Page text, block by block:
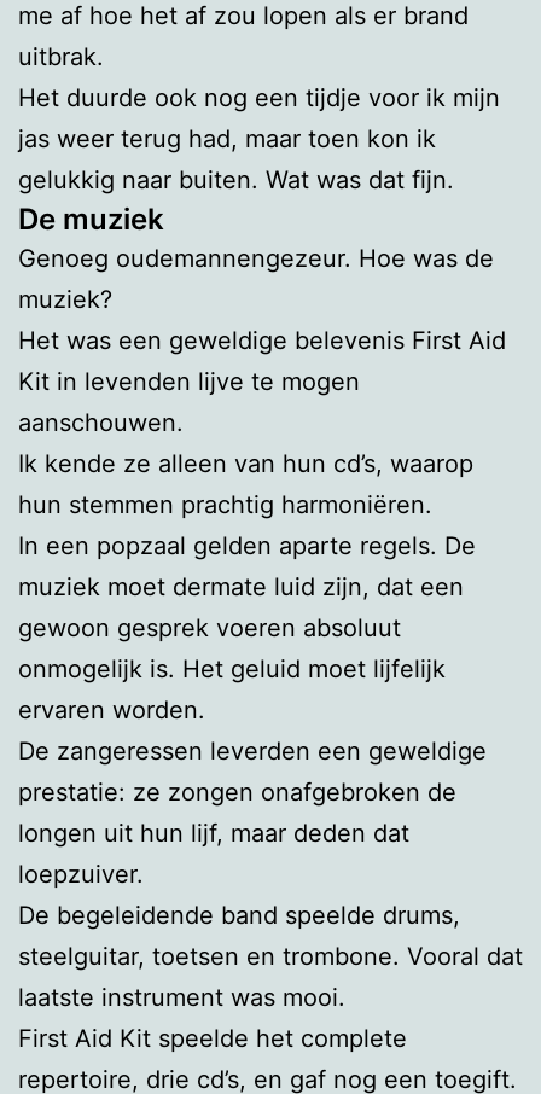
me af hoe het af zou lopen als er brand
uitbrak.
Het duurde ook nog een tijdje voor ik mijn
jas weer terug had, maar toen kon ik
gelukkig naar buiten. Wat was dat fijn.
De muziek
Genoeg oudemannengezeur. Hoe was de
muziek?
Het was een geweldige belevenis First Aid
Kit in levenden lijve te mogen
aanschouwen.
Ik kende ze alleen van hun cd’s, waarop
hun stemmen prachtig harmoniëren.
In een popzaal gelden aparte regels. De
muziek moet dermate luid zijn, dat een
gewoon gesprek voeren absoluut
onmogelijk is. Het geluid moet lijfelijk
ervaren worden.
De zangeressen leverden een geweldige
prestatie: ze zongen onafgebroken de
longen uit hun lijf, maar deden dat
loepzuiver.
De begeleidende band speelde drums,
steelguitar, toetsen en trombone. Vooral dat
laatste instrument was mooi.
First Aid Kit speelde het complete
repertoire, drie cd’s, en gaf nog een toegift.